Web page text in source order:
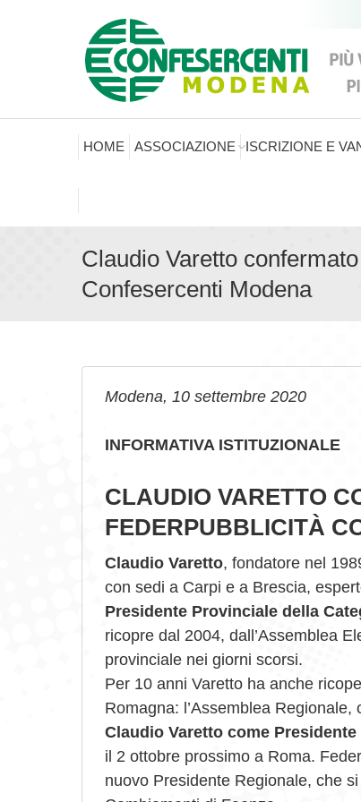
HOME ASSOCIAZIONE ISCRIZIONE E
Claudio Varetto
Confesercenti Modena
Modena, 10 settembre 2020
INFORMATIVA ISTITUZIONALE
CLAUDIO VARETTO
FEDERPUBBLICITÀ
Claudio Varetto, fondatore nel
con sedi a Carpi e a Brescia,
Presidente Provinciale della
ricopre dal 2004, dall’Assemblea
provinciale nei giorni scorsi.
Per 10 anni Varetto ha anche
Romagna: l’Assemblea
Claudio Varetto come Presidente
il 2 ottobre prossimo a Roma.
nuovo Presidente Regionale, che